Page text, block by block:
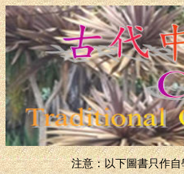
注意：以下圖書只作